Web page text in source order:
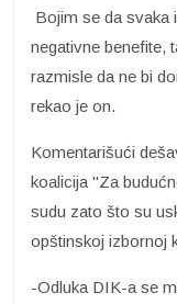
Bojim se da svaka
negativne benefite,
razmisle da ne bi
rekao je on.
Komentarišući
koalicija "Za
sudu zato što su
opštinskoj izbornoj
-Odluka DIK-a se